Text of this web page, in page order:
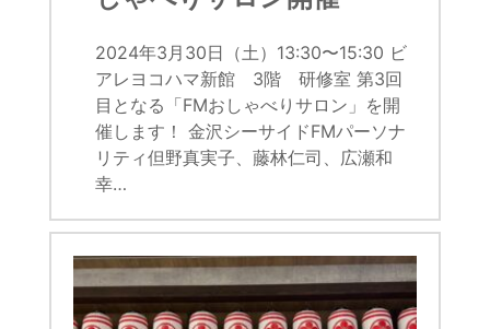
2024年3月30日（土）13:30〜15:30 ビ
アレヨコハマ新館 3階 研修室 第3回
目となる「FMおしゃべりサロン」を開
催します！ 金沢シーサイドFMパーソナ
リティ但野真実子、藤林仁司、広瀬和
幸…